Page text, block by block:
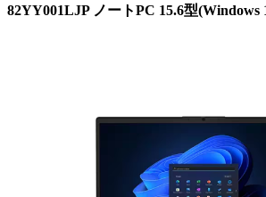
82YY001LJP ノートPC 15.6型(Windows